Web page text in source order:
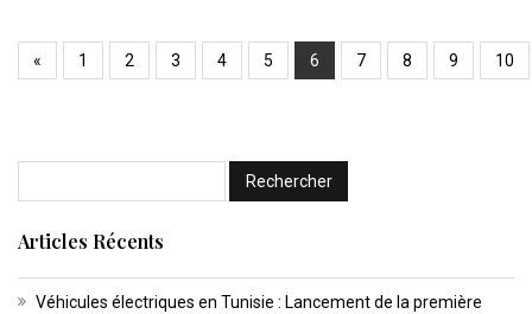
« 1 2 3 4 5 6 7 8 9 10
Articles Récents
Véhicules électriques en Tunisie : Lancement de la première